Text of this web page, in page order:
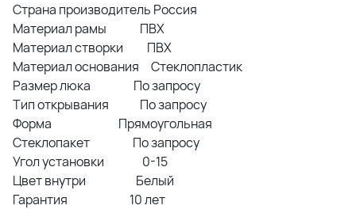
Страна производитель Россия
Материал рамы ПВХ
Материал створки ПВХ
Материал основания Стеклопластик
Размер люка По запросу
Тип открывания По запросу
Форма Прямоугольная
Стеклопакет По запросу
Угол установки 0-15
Цвет внутри Белый
Гарантия 10 лет